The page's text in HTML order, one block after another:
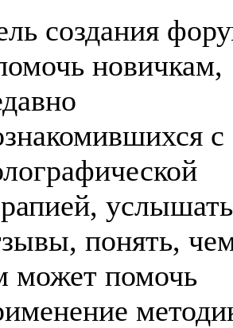
создания
новичкам,
с
услышать
понять,
может помочь